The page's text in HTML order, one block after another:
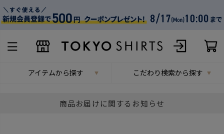
アイテムから探す こだわり検索から探す
商品お届けに関するお知らせ